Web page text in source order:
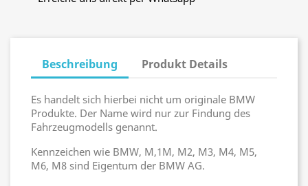
Beschreibung Produkt Details
Es handelt sich hierbei nicht um originale BMW
Produkte. Der Name wird nur zur Findung des
Fahrzeugmodells genannt.
Kennzeichen wie BMW, M,1M, M2, M3, M4, M5,
M6, M8 sind Eigentum der BMW AG.